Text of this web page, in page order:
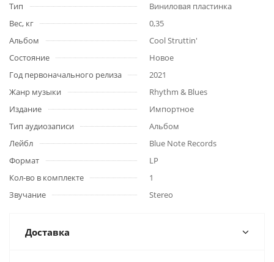
Тип
Виниловая пластинка
Вес, кг
0,35
Альбом
Cool Struttin'
Состояние
Новое
Год первоначального релиза
2021
Жанр музыки
Rhythm & Blues
Издание
Импортное
Тип аудиозаписи
Альбом
Лейбл
Blue Note Records
Формат
LP
Кол-во в комплекте
1
Звучание
Stereo
Доставка